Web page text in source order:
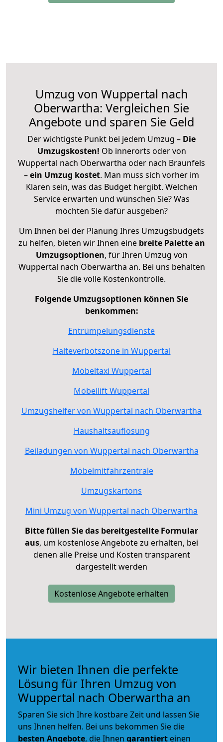
Umzug von Wuppertal nach
Oberwartha: Vergleichen Sie
Angebote und sparen Sie Geld
Der wichtigste Punkt bei jedem Umzug – Die
Umzugskosten! Ob innerorts oder von
Wuppertal nach Oberwartha oder nach Braunfels
–ein Umzug kostet. Man muss sich vorher im
Klaren sein, was das Budget hergibt. Welchen
Service erwarten und wünschen Sie? Was
möchten Sie dafür ausgeben?
Um Ihnen bei der Planung Ihres Umzugsbudgets
zu helfen, bieten wir Ihnen eine breite Palette an
Umzugsoptionen, für Ihren Umzug von
Wuppertal nach Oberwartha an. Bei uns behalten
Sie die volle Kostenkontrolle.
Folgende Umzugsoptionen können Sie
benkommen:
Entrümpelungsdienste
Halteverbotszone in Wuppertal
Möbeltaxi Wuppertal
Möbellift Wuppertal
Umzugshelfer von Wuppertal nach Oberwartha
Haushaltsauflösung
Beiladungen von Wuppertal nach Oberwartha
Möbelmitfahrzentrale
Umzugskartons
Mini Umzug von Wuppertal nach Oberwartha
Bitte füllen Sie das bereitgestellte Formular
aus, um kostenlose Angebote zu erhalten, bei
denen alle Preise und Kosten transparent
dargestellt werden
Kostenlose Angebote erhalten
Wir bieten Ihnen die perfekte
Lösung für Ihren Umzug von
Wuppertal nach Oberwartha an
Sparen Sie sich Ihre kostbare Zeit und lassen Sie
uns Ihnen helfen. Bei uns bekommen Sie die
besten Angebote, die Ihnen garantiert einen